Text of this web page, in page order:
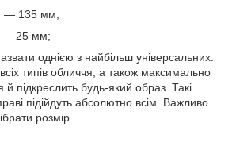
— 135 мм;
— 25 мм;
однією з найбільш універсальних.
типів обличчя, а також максимально
й підкреслить будь-який образ. Такі
підійдуть абсолютно всім. Важливо
розмір.